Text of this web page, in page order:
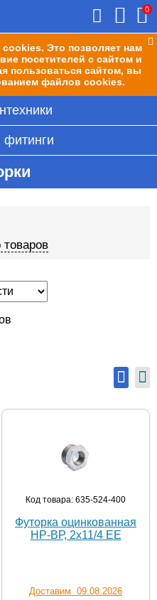
Это позволяет нам
посетителей с сайтом и
пользоваться сайтом, вы
файлов cookies.
0
Код товара: 635-524-400
Футорка оцинкованная
НР-ВР, 2х11/4 EE
Доставим 09.08.2026